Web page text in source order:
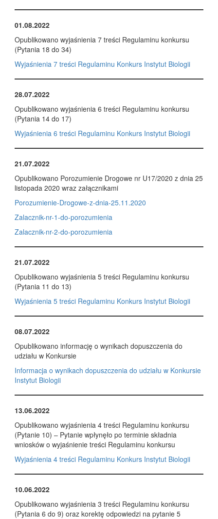
01.08.2022
Opublikowano wyjaśnienia 7 treści Regulaminu konkursu
(Pytania 18 do 34)
Wyjaśnienia 7 treści Regulaminu Konkurs Instytut Biologii
28.07.2022
Opublikowano wyjaśnienia 6 treści Regulaminu konkursu
(Pytania 14 do 17)
Wyjaśnienia 6 treści Regulaminu Konkurs Instytut Biologii
21.07.2022
Opublikowano Porozumienie Drogowe nr U17/2020 z dnia 25
listopada 2020 wraz załącznikami
Porozumienie-Drogowe-z-dnia-25.11.2020
Zalacznik-nr-1-do-porozumienia
Zalacznik-nr-2-do-porozumienia
21.07.2022
Opublikowano wyjaśnienia 5 treści Regulaminu konkursu
(Pytania 11 do 13)
Wyjaśnienia 5 treści Regulaminu Konkurs Instytut Biologii
08.07.2022
Opublikowano informację o wynikach dopuszczenia do
udziału w Konkursie
Informacja o wynikach dopuszczenia do udziału w Konkursie
Instytut Biologii
13.06.2022
Opublikowano wyjaśnienia 4 treści Regulaminu konkursu
(Pytanie 10) – Pytanie wpłynęło po terminie składnia
wniosków o wyjaśnienie treści Regulaminu konkursu
Wyjaśnienia 4 treści Regulaminu Konkurs Instytut Biologii
10.06.2022
Opublikowano wyjaśnienia 3 treści Regulaminu konkursu
(Pytania 6 do 9) oraz korektę odpowiedzi na pytanie 5